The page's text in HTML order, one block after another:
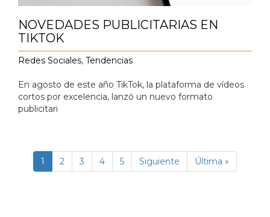
NOVEDADES PUBLICITARIAS EN
TIKTOK
Redes Sociales, Tendencias
En agosto de este año TikTok, la plataforma de vídeos
cortos por excelencia, lanzó un nuevo formato
publicitari
Paginación
Página
actual
1 Página
2 Página
3 Página
4 Página
5
Siguiente
página
Siguiente
Última
página
Última »